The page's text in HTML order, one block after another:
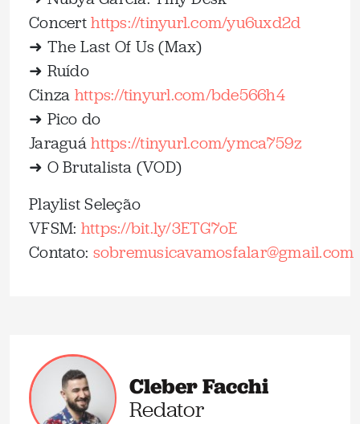
Concert⁠https://tinyurl.com/yu6uxd2d⁠
➜ The Last Of Us (Max)
➜ Ruído
Cinza ⁠https://tinyurl.com/bde566h4⁠
➜ Pico do
Jaraguá⁠https://tinyurl.com/ymca759z⁠
➜ O Brutalista (VOD)
Playlist Seleção
VFSM: ⁠https://bit.ly/3ETG7oE⁠
Contato: ⁠sobremusicavamosfalar@gmail.com
Cleber Facchi
Redator